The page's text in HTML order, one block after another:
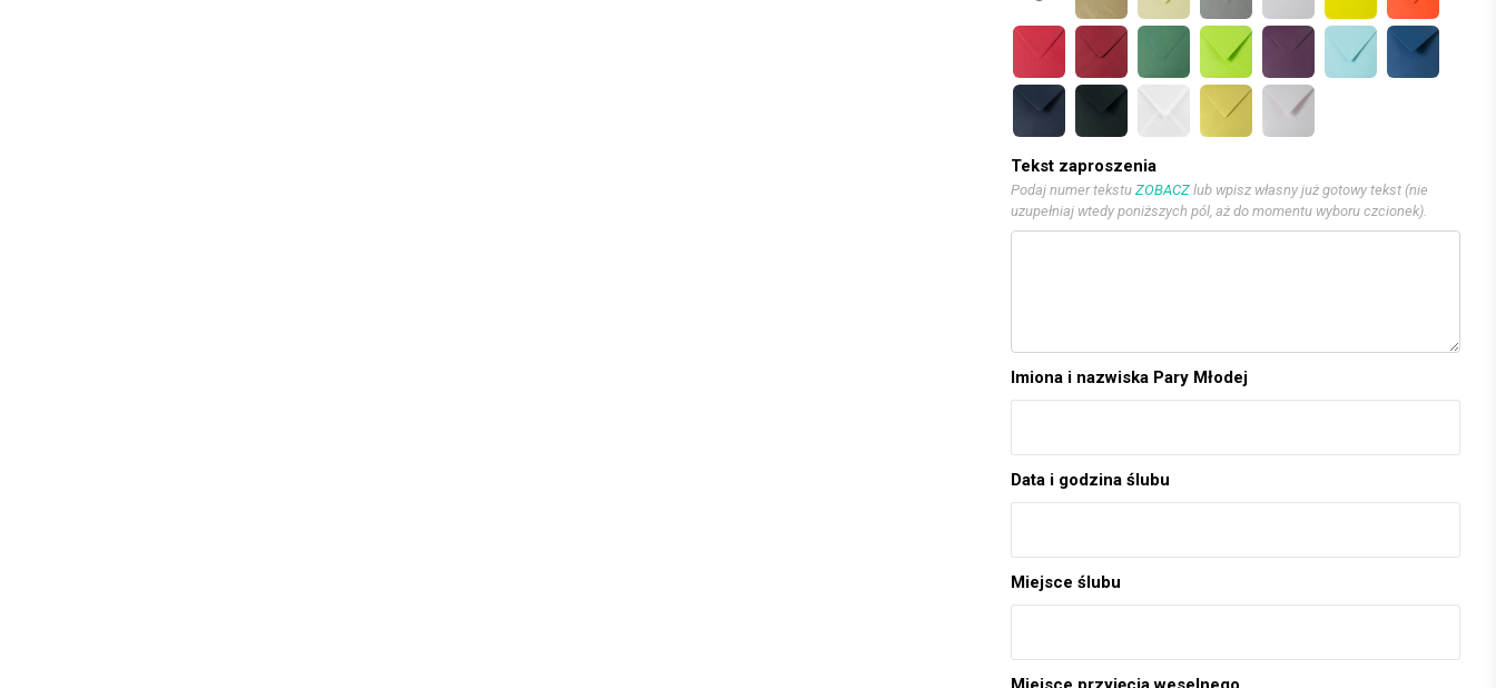
Tekst zaproszenia
Podaj numer tekstu ZOBACZ lub wpisz własny już gotowy tekst (nie
uzupełniaj wtedy poniższych pól, aż do momentu wyboru czcionek).
Imiona i nazwiska Pary Młodej
Data i godzina ślubu
Miejsce ślubu